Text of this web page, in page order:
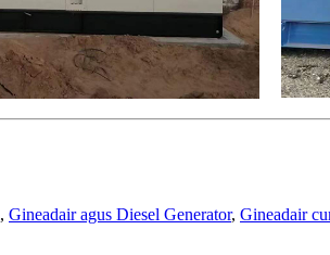
, Gineadair agus Diesel Generator, Gineadair